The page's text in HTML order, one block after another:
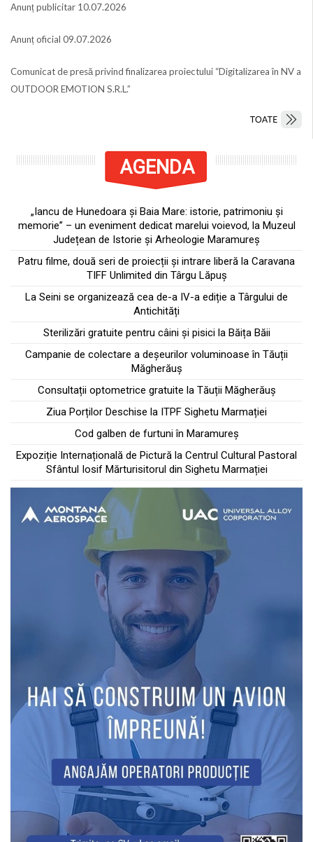
Anunț publicitar 10.07.2026
Anunț oficial 09.07.2026
Comunicat de presă privind finalizarea proiectului “Digitalizarea în NV a
OUTDOOR EMOTION S.R.L.”
AGENDA
„Iancu de Hunedoara și Baia Mare: istorie, patrimoniu și
memorie” – un eveniment dedicat marelui voievod, la Muzeul
Județean de Istorie și Arheologie Maramureș
Patru filme, două seri de proiecții și intrare liberă la Caravana
TIFF Unlimited din Târgu Lăpuș
La Seini se organizează cea de-a IV-a ediție a Târgului de
Antichități
Sterilizări gratuite pentru câini și pisici la Băița Băii
Campanie de colectare a deșeurilor voluminoase în Tăuții
Măgherăuș
Consultații optometrice gratuite la Tăuții Măgherăuș
Ziua Porților Deschise la ITPF Sighetu Marmației
Cod galben de furtuni în Maramureș
Expoziție Internațională de Pictură la Centrul Cultural Pastoral
Sfântul Iosif Mărturisitorul din Sighetu Marmației